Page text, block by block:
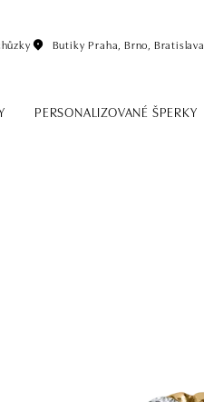
Butiky Praha, Brno, Bratislava
PERSONALIZOVANÉ ŠPERKY